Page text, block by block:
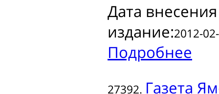
Дата
издание:2012-
Подробнее
27392. Газета